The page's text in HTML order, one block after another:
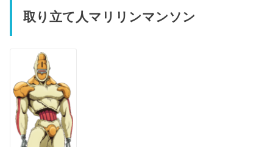
取り立て人マリリンマンソン